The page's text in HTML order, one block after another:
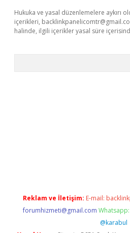
Hukuka ve yasal düzenlemelere aykırı
içerikleri,
halinde, ilgili içerikler yasal süre
Reklam ve İletişim: E-mail:
forumhizmeti@gmail.com
@karabul